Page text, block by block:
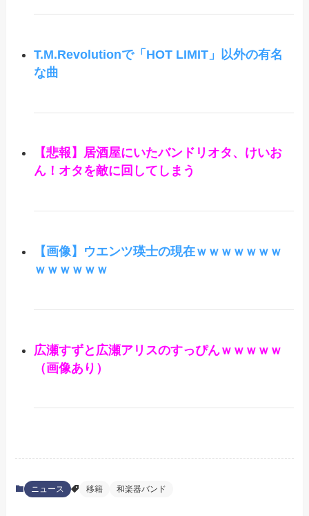
T.M.Revolutionで「HOT LIMIT」以外の有名
な曲
【悲報】居酒屋にいたバンドリオタ、けいお
ん！オタを敵に回してしまう
【画像】ウエンツ瑛士の現在ｗｗｗｗｗｗｗ
ｗｗｗｗｗｗ
広瀬すずと広瀬アリスのすっぴんｗｗｗｗｗ
（画像あり）
ニュース 移籍 和楽器バンド